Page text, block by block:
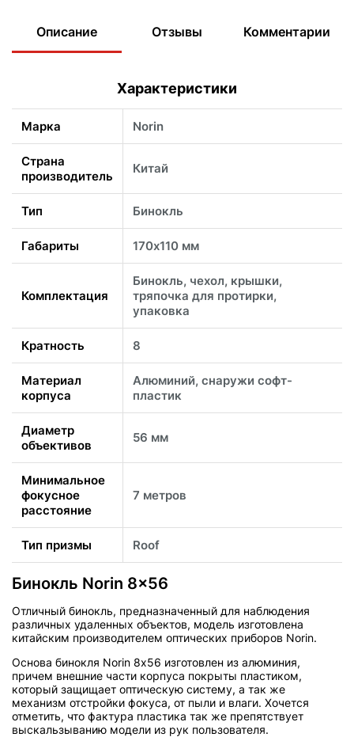
Описание Отзывы Комментарии
Характеристики
Марка Norin
Страна
производитель
Китай
Тип Бинокль
Габариты 170х110 мм
Комплектация
Бинокль, чехол, крышки,
тряпочка для протирки,
упаковка
Кратность 8
Материал
корпуса
Алюминий, снаружи cофт-
пластик
Диаметр
объективов
56 мм
Минимальное
фокусное
расстояние
7 метров
Тип призмы Roof
Бинокль Norin 8x56
Отличный бинокль, предназначенный для наблюдения
различных удаленных объектов, модель изготовлена
китайским производителем оптических приборов Norin.
Основа бинокля Norin 8х56 изготовлен из алюминия,
причем внешние части корпуса покрыты пластиком,
который защищает оптическую систему, а так же
механизм отстройки фокуса, от пыли и влаги. Хочется
отметить, что фактура пластика так же препятствует
выскальзыванию модели из рук пользователя.